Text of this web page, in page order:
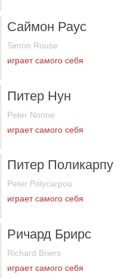
Саймон Раус
Simon Rouse
играет самого себя
Питер Нун
Peter Noone
играет самого себя
Питер Поликарпу
Peter Polycarpou
играет самого себя
Ричард Брирс
Richard Briers
играет самого себя